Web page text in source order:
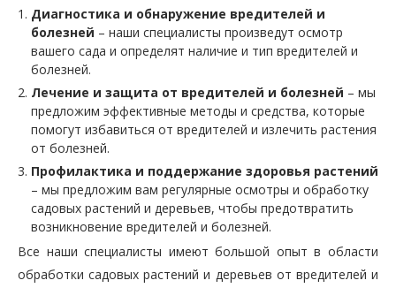
Диагностика и обнаружение вредителей и
болезней – наши специалисты произведут осмотр
вашего сада и определят наличие и тип вредителей и
болезней.
Лечение и защита от вредителей и болезней – мы
предложим эффективные методы и средства, которые
помогут избавиться от вредителей и излечить растения
от болезней.
Профилактика и поддержание здоровья растений
– мы предложим вам регулярные осмотры и обработку
садовых растений и деревьев, чтобы предотвратить
возникновение вредителей и болезней.
Все наши специалисты имеют большой опыт в области
обработки садовых растений и деревьев от вредителей и